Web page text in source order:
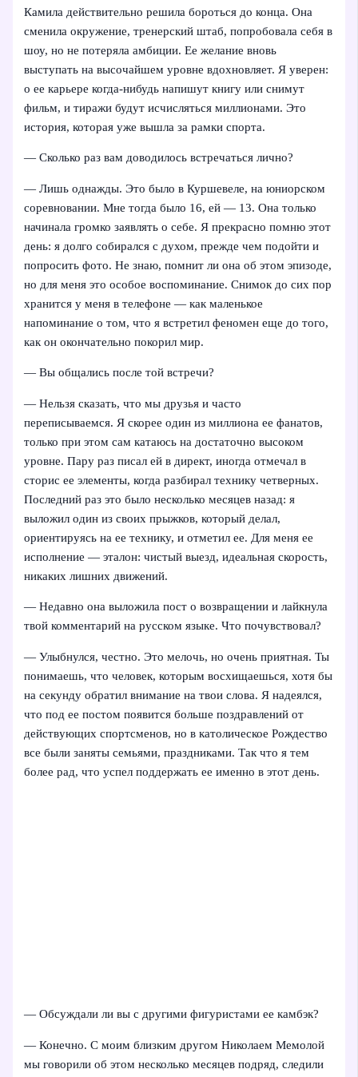
Камила действительно решила бороться до конца. Она
сменила окружение, тренерский штаб, попробовала себя в
шоу, но не потеряла амбиции. Ее желание вновь
выступать на высочайшем уровне вдохновляет. Я уверен:
о ее карьере когда-нибудь напишут книгу или снимут
фильм, и тиражи будут исчисляться миллионами. Это
история, которая уже вышла за рамки спорта.
— Сколько раз вам доводилось встречаться лично?
— Лишь однажды. Это было в Куршевеле, на юниорском
соревновании. Мне тогда было 16, ей — 13. Она только
начинала громко заявлять о себе. Я прекрасно помню этот
день: я долго собирался с духом, прежде чем подойти и
попросить фото. Не знаю, помнит ли она об этом эпизоде,
но для меня это особое воспоминание. Снимок до сих пор
хранится у меня в телефоне — как маленькое
напоминание о том, что я встретил феномен еще до того,
как он окончательно покорил мир.
— Вы общались после той встречи?
— Нельзя сказать, что мы друзья и часто
переписываемся. Я скорее один из миллиона ее фанатов,
только при этом сам катаюсь на достаточно высоком
уровне. Пару раз писал ей в директ, иногда отмечал в
сторис ее элементы, когда разбирал технику четверных.
Последний раз это было несколько месяцев назад: я
выложил один из своих прыжков, который делал,
ориентируясь на ее технику, и отметил ее. Для меня ее
исполнение — эталон: чистый выезд, идеальная скорость,
никаких лишних движений.
— Недавно она выложила пост о возвращении и лайкнула
твой комментарий на русском языке. Что почувствовал?
— Улыбнулся, честно. Это мелочь, но очень приятная. Ты
понимаешь, что человек, которым восхищаешься, хотя бы
на секунду обратил внимание на твои слова. Я надеялся,
что под ее постом появится больше поздравлений от
действующих спортсменов, но в католическое Рождество
все были заняты семьями, праздниками. Так что я тем
более рад, что успел поддержать ее именно в этот день.
— Обсуждали ли вы с другими фигуристами ее камбэк?
— Конечно. С моим близким другом Николаем Мемолой
мы говорили об этом несколько месяцев подряд, следили